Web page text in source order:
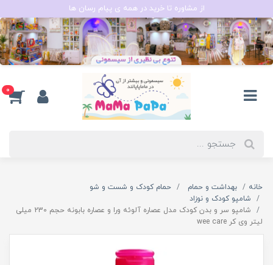
از مشاوره تا خرید در همه ی پیام رسان ها
0
خانه بهداشت و حمام
حمام کودک و شست و شو
شامپو کودک و نوزاد
شامپو سر و بدن کودک مدل عصاره آلوئه ورا و عصاره بابونه حجم 230 میلی
لیتر وی کر wee care